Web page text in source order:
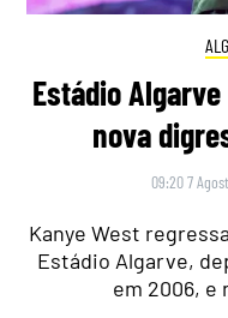
Estádio
nova
09:20 7
Kanye West
Estádio Algarve,
em 2006, e